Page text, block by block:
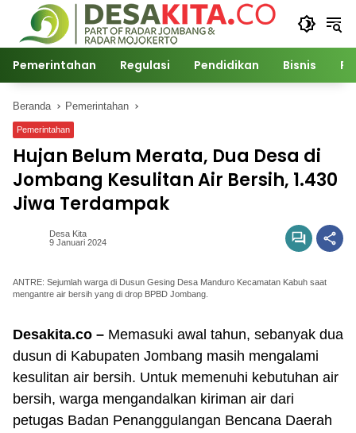
Langsung
konten
Pemerintahan Regulasi Pendidikan Bisnis
Beranda Pemerintahan
Pemerintahan
Hujan Belum Merata, Dua Desa di
Jombang Kesulitan Air Bersih, 1.430
Jiwa Terdampak
Desa Kita
9 Januari 2024
ANTRE: Sejumlah warga di Dusun Gesing Desa Manduro Kecamatan Kabuh saat
mengantre air bersih yang di drop BPBD Jombang.
Desakita.co – Memasuki awal tahun, sebanyak dua
dusun di Kabupaten Jombang masih mengalami
kesulitan air bersih. Untuk memenuhi kebutuhan air
bersih, warga mengandalkan kiriman air dari
petugas Badan Penanggulangan Bencana Daerah